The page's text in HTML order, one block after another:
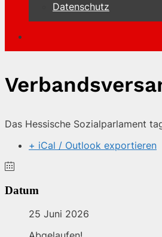
Datenschutz
Das Hessische Sozialparlament
+ iCal / Outlook exportieren
Datum
25 Juni 2026